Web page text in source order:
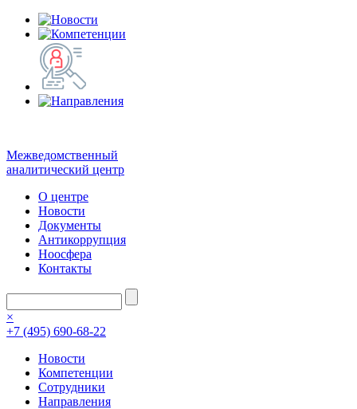
Межведомственный
аналитический центр
О центре
Новости
Документы
Антикоррупция
Ноосфера
Контакты
×
+7 (495) 690-68-22
Новости
Компетенции
Сотрудники
Направления